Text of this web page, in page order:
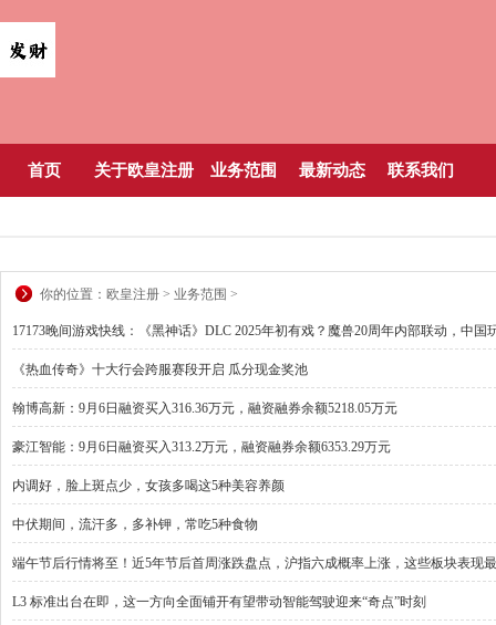
首页 关于欧皇注册 业务范围 最新动态 联系我们
你的位置： 欧皇注册 > 业务范围 >
17173晚间游戏快线：《黑神话》DLC 2025年初有戏？魔兽20周年内部联动，中国
《热血传奇》十大行会跨服赛段开启 瓜分现金奖池
翰博高新：9月6日融资买入316.36万元，融资融券余额5218.05万元
豪江智能：9月6日融资买入313.2万元，融资融券余额6353.29万元
内调好，脸上斑点少，女孩多喝这5种美容养颜
中伏期间，流汗多，多补钾，常吃5种食物
端午节后行情将至！近5年节后首周涨跌盘点，沪指六成概率上涨，这些板块表现
L3 标准出台在即，这一方向全面铺开有望带动智能驾驶迎来“奇点”时刻